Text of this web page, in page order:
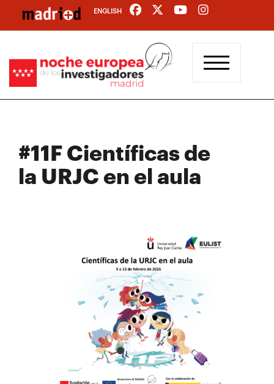
contenido
ENGLISH
#11F Científicas de
la URJC en el aula